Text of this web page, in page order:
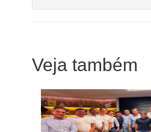
Veja também